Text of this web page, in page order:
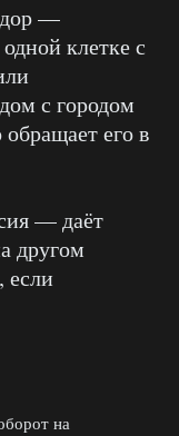
—
клетке с
с городом
его в
— даёт
другом
если
на